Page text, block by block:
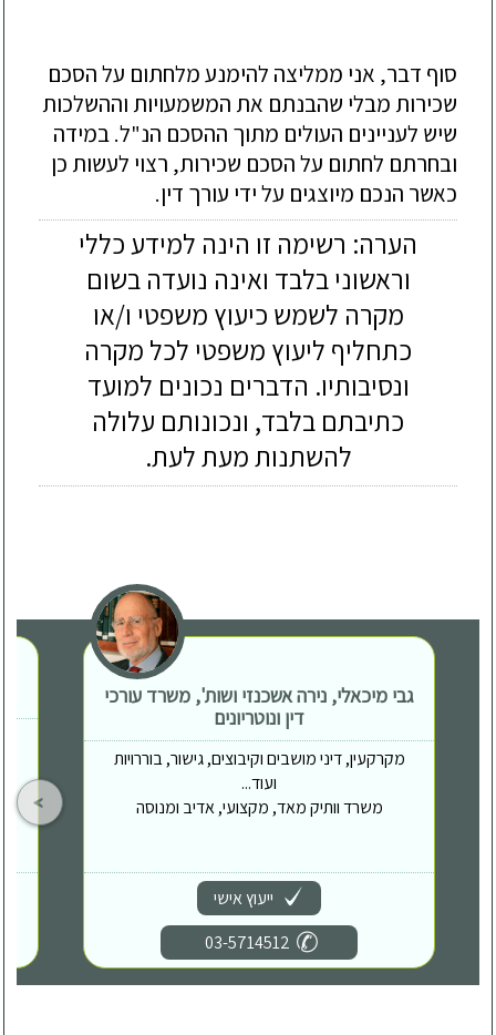
סוף דבר, אני ממליצה להימנעמלחתום עלהסכם
שכירות מבלי שהבנתם את המשמעויות וההשלכות
שיש לעניינים העולים מתוך ההסכם הנ"ל. במידה
ובחרתם לחתום עלהסכם שכירות, רצוי לעשות כן
כאשר הנכם מיוצגים על ידי עורך דין.
הערה: רשימה זו הינה למידע כללי
וראשוני בלבד ואינה נועדה בשום
מקרה לשמש כיעוץ משפטי ו/או
כתחליף ליעוץ משפטי לכל מקרה
ונסיבותיו. הדברים נכונים למועד
כתיבתם בלבד, ונכונותם עלולה
להשתנות מעת לעת.
גבי מיכאלי, נירה אשכנזי ושות', משרד עורכי
דין ונוטריונים
מקרקעין, דיני מושבים וקיבוצים, גישור, בוררויות
ועוד...
משרד וותיק מאד, מקצועי, אדיב ומנוסה
ייעוץ אישי
03-5714512